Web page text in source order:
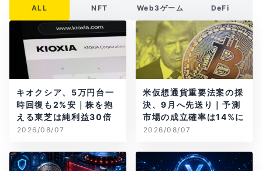
ALL NFT Web3ゲーム DeFi
キオクシア、5万円台一
時回復も2%安｜株を抱
える東芝は純利益30倍
2026/08/07
米仮想通貨重要法案の採
決、9月へ先送り｜予測
市場の成立確率は14%に
2026/08/07